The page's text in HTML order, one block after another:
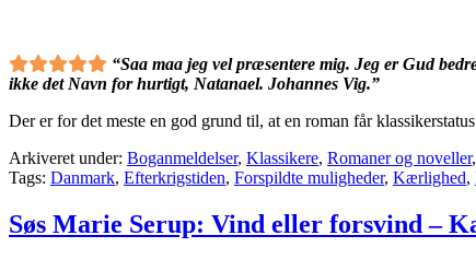
“Saa maa jeg vel præsentere mig. Jeg er Gud
ikke det Navn for hurtigt, Natanael. Johannes Vig.”
Der er for det meste en god grund til, at en roman får
Arkiveret under: Boganmeldelser, Klassikere, Romaner og noveller,
Tags: Danmark, Efterkrigstiden, Forspildte muligheder, Kærlighed,
Søs Marie Serup: Vind eller forsvind –